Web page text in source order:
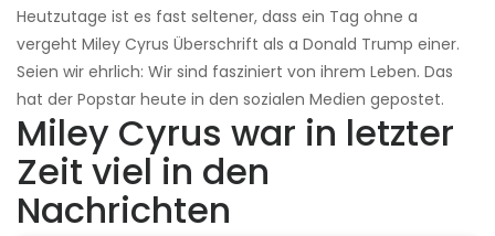
Heutzutage ist es fast seltener, dass ein Tag ohne a
vergeht Miley Cyrus Überschrift als a Donald Trump einer.
Seien wir ehrlich: Wir sind fasziniert von ihrem Leben. Das
hat der Popstar heute in den sozialen Medien gepostet.
Miley Cyrus war in letzter
Zeit viel in den
Nachrichten